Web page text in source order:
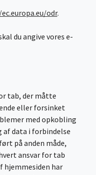
odr.
du angive vores e-
tab, der måtte
eller forsinket
med opkobling
data i forbindelse
på anden måde,
ansvar for tab
hjemmesiden har